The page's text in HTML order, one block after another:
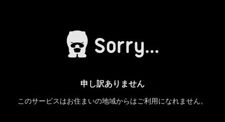
申し訳ありません
このサービスはお住まいの地域からはご利用になれません。